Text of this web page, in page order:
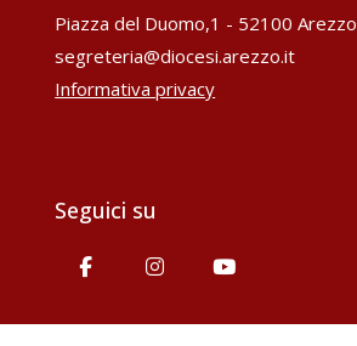
Piazza del Duomo,1 - 52100 Arezzo
segreteria@diocesi.arezzo.it
Informativa privacy
Seguici su